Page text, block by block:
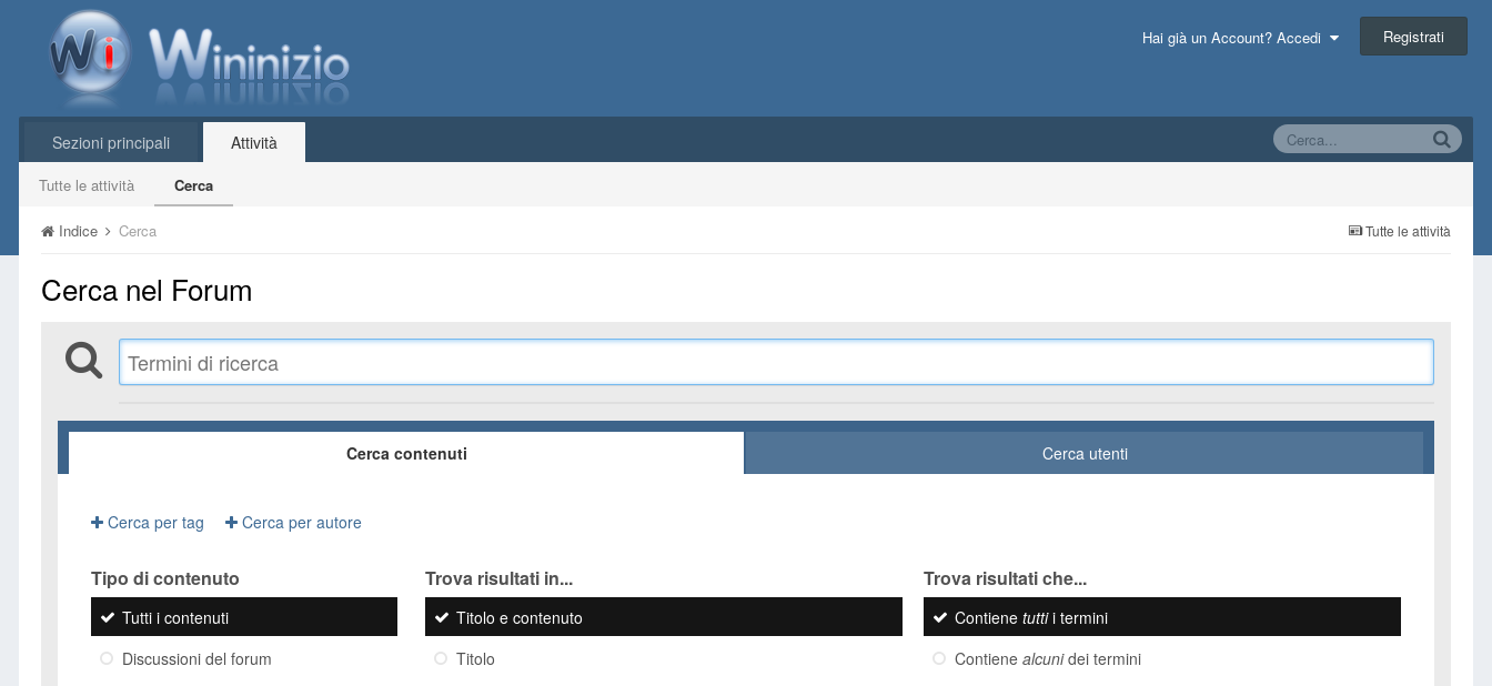
Hai già un Account? Accedi Registrati
Sezioni principali Attività
Tutte le attività Cerca
Tutte le attività
Indice Cerca
Cerca nel Forum
Cerca contenuti Cerca utenti
Cerca per tag Cerca per autore
Tipo di contenuto
Tutti i contenuti
Discussioni del forum
Trova risultati in...
Titolo e contenuto
Titolo
Trova risultati che...
Contiene tuttii termini
Contiene alcunidei termini